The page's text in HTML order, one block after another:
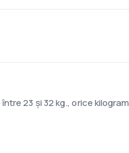
23 și 32 kg., orice kilogram